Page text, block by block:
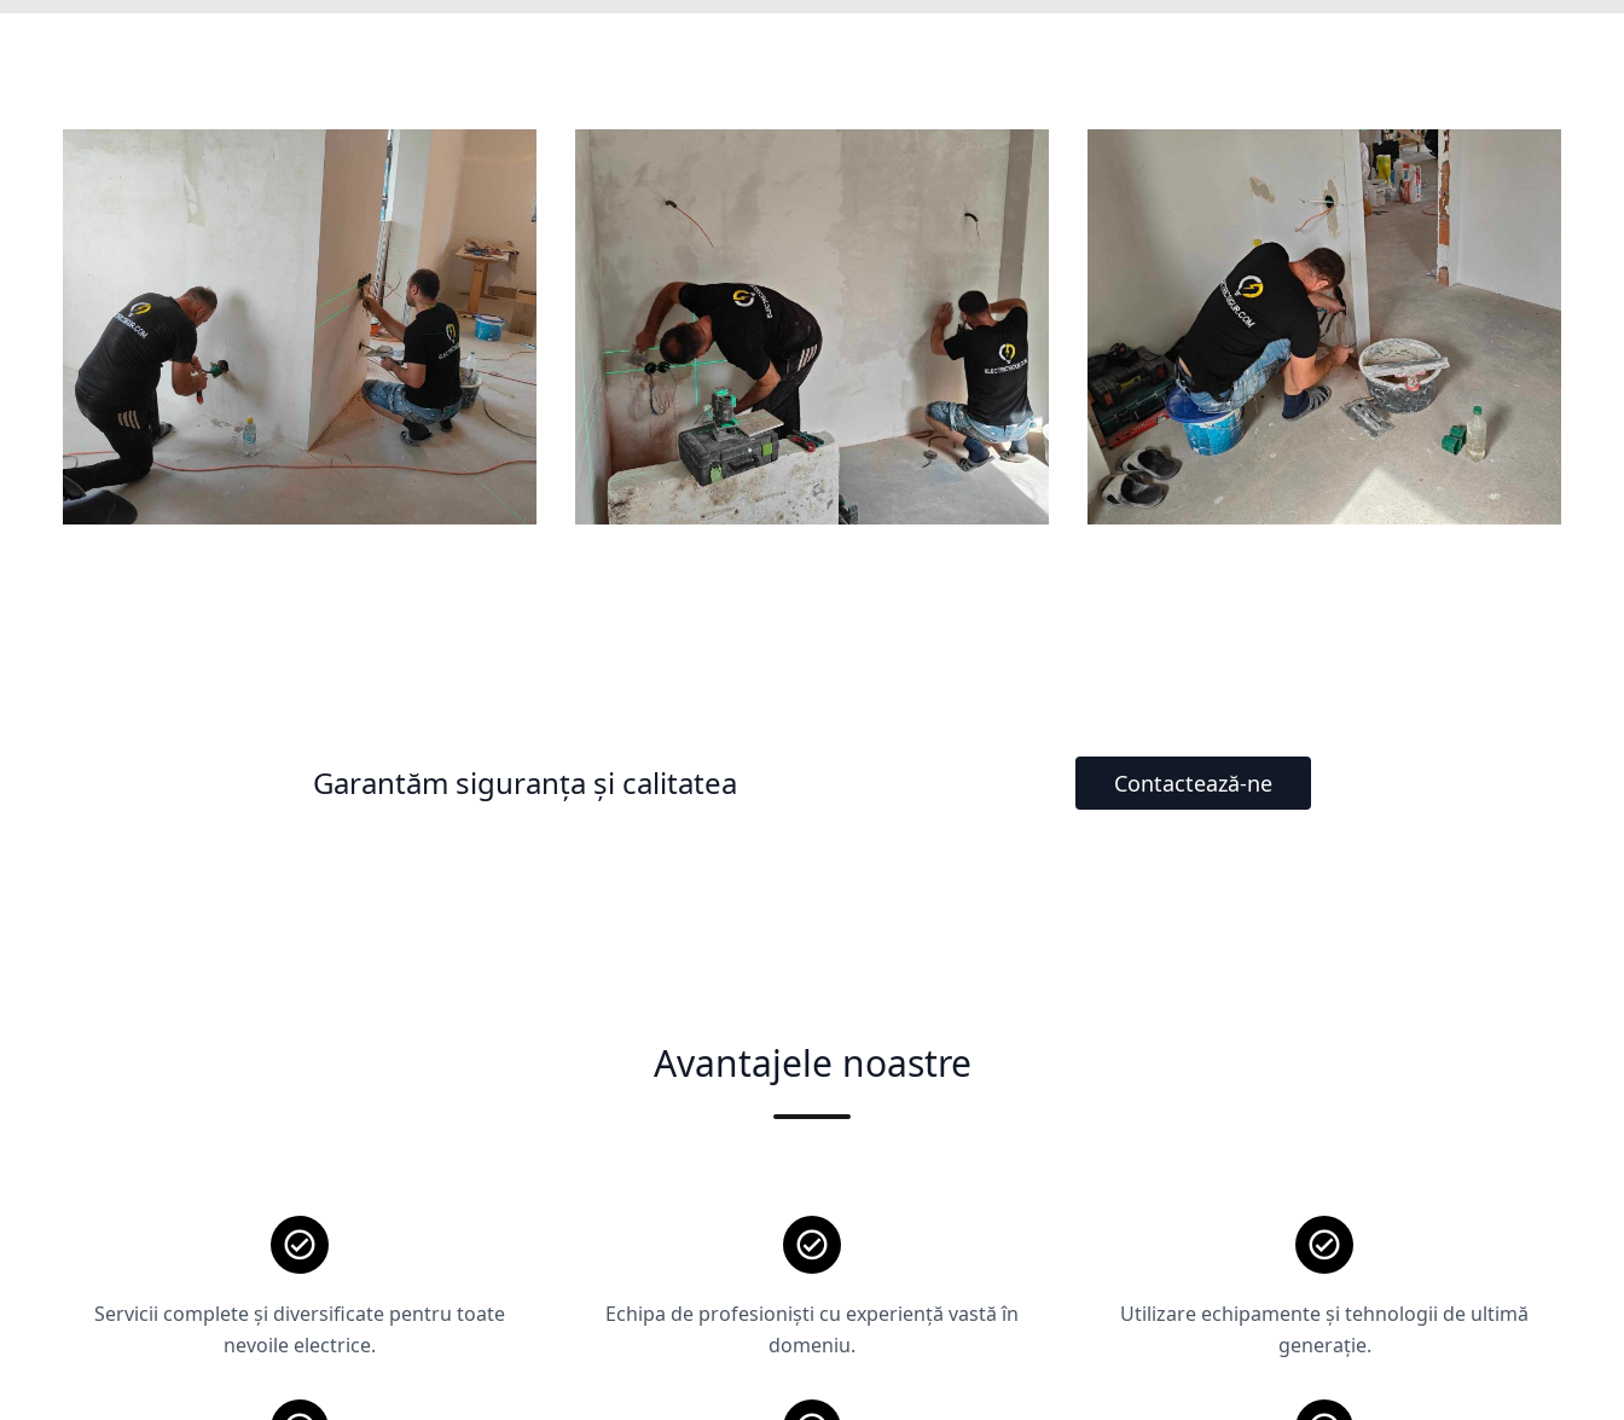
Garantăm siguranța și calitatea Contactează-ne
Avantajele noastre
Servicii complete și diversificate pentru toate
nevoile electrice.
Echipa de profesioniști cu experiență vastă în
domeniu.
Utilizare echipamente și tehnologii de ultimă
generație.